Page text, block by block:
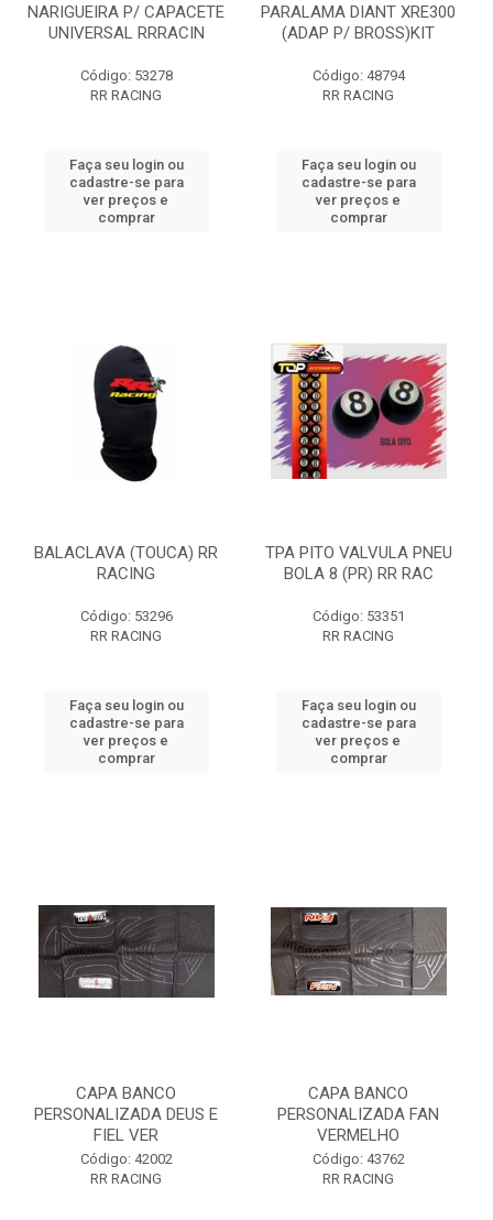
NARIGUEIRA P/ CAPACETE
UNIVERSAL RRRACIN
Código: 53278
RR RACING
Faça seu login ou
cadastre-se para
ver preços e
comprar
PARALAMA DIANT XRE300
(ADAP P/ BROSS)KIT
Código: 48794
RR RACING
Faça seu login ou
cadastre-se para
ver preços e
comprar
BALACLAVA (TOUCA) RR
RACING
Código: 53296
RR RACING
Faça seu login ou
cadastre-se para
ver preços e
comprar
TPA PITO VALVULA PNEU
BOLA 8 (PR) RR RAC
Código: 53351
RR RACING
Faça seu login ou
cadastre-se para
ver preços e
comprar
CAPA BANCO
PERSONALIZADA DEUS E
FIEL VER
Código: 42002
RR RACING
CAPA BANCO
PERSONALIZADA FAN
VERMELHO
Código: 43762
RR RACING